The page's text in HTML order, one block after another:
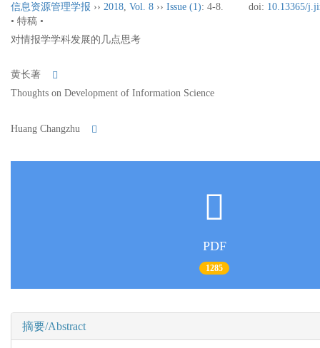
信息资源管理学报 ›› 2018, Vol. 8 ›› Issue (1): 4-8. doi: 10.13365/
• 特稿 •
对情报学学科发展的几点思考
黄长著
Thoughts on Development of Information Science
Huang Changzhu
PDF
1285
摘要/Abstract